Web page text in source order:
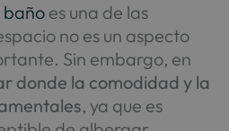
bañoes una de las
no es un aspecto
Sin embargo, en
donde la comodidad y la
, ya que es